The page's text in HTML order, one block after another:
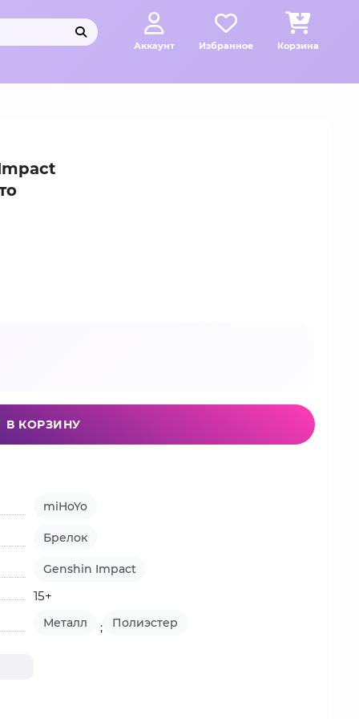
Аккаунт Избранное Корзина
В КОРЗИНУ
miHoYo
Брелок
Genshin Impact
15+
Металл ; Полиэстер